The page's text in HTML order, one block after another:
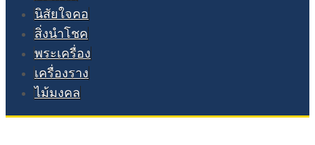
นิสัยใจคอ
สิ่งนำโชค
พระเครื่อง
เครื่องราง
ไม้มงคล